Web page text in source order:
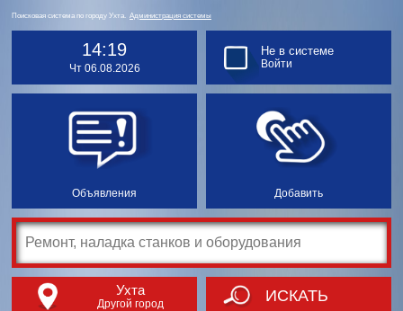
Поисковая система по городу Ухта. Администрация системы
14:19
Чт 06.08.2026
Объявления Добавить
Не в системе
Войти
Ухта
Другой город ИСКАТЬ